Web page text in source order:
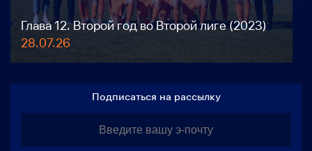
Глава 12. Второй год во Второй лиге (2023)
28.07.26
Подписаться на рассылку